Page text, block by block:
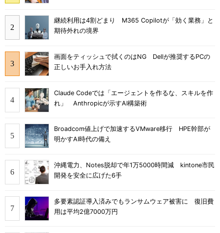
継続利用は4割どまり M365 Copilotが「効く業務」と
期待外れの境界
画面をティッシュで拭くのはNG Dellが推奨するPCの
正しいお手入れ方法
Claude Codeでは「エージェントを作るな、スキルを作
れ」 Anthropicが示すAI構築術
Broadcom値上げで加速するVMware移行 HPE幹部が
明かすAI時代の備え
沖縄電力、Notes脱却で年1万5000時間減 kintone市民
開発を安全に広げた6手
多要素認証導入済みでもランサムウェア被害に 復旧費
用は平均2億7000万円